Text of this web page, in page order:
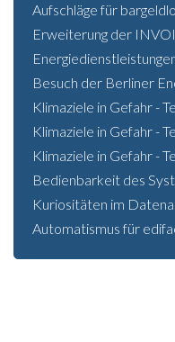
Aufschläge für
Erweiterung der
Besuch der Berliner
Klimaziele in Gefahr -
Klimaziele in Gefahr -
Klimaziele in Gefahr -
Bedienbarkeit des
Kuriositäten im
Automatismus für